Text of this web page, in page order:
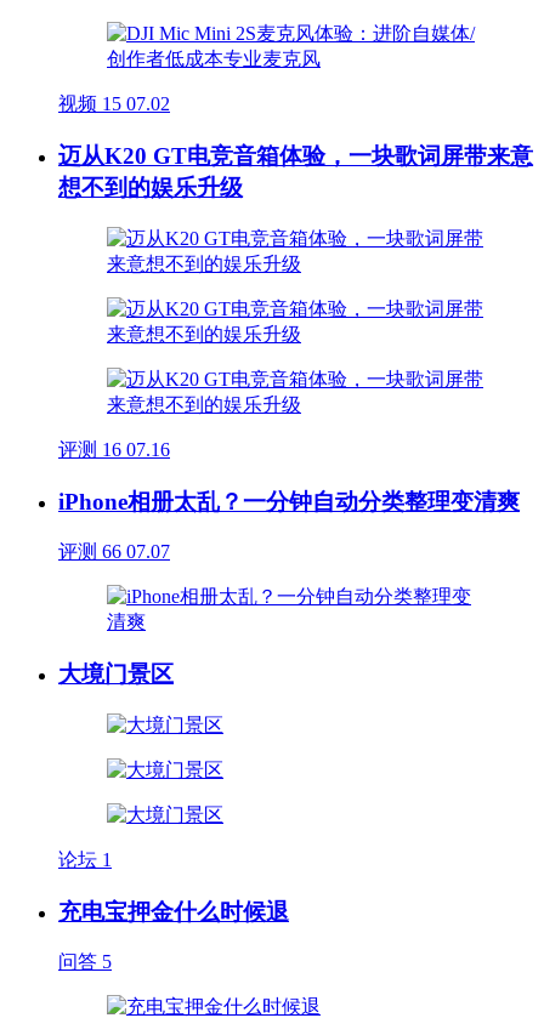
视频 15 07.02
迈从K20 GT电竞音箱体验，一块歌词屏带来意
想不到的娱乐升级
评测 16 07.16
iPhone相册太乱？一分钟自动分类整理变清爽
评测 66 07.07
大境门景区
论坛 1
充电宝押金什么时候退
问答 5